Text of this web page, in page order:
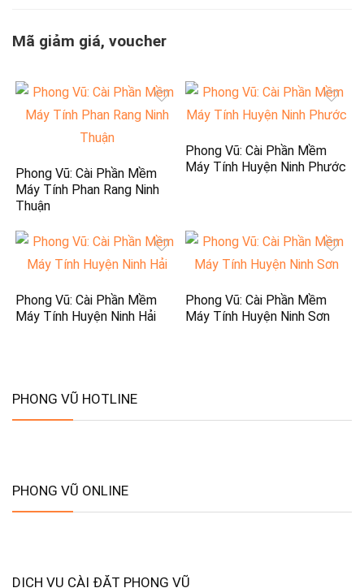
Mã giảm giá, voucher
Phong Vũ: Cài Phần Mềm
Máy Tính Phan Rang Ninh
Thuận
Phong Vũ: Cài Phần Mềm
Máy Tính Huyện Ninh Phước
Phong Vũ: Cài Phần Mềm
Máy Tính Huyện Ninh Hải
Phong Vũ: Cài Phần Mềm
Máy Tính Huyện Ninh Sơn
PHONG VŨ HOTLINE
PHONG VŨ ONLINE
DỊCH VỤ CÀI ĐẶT PHONG VŨ